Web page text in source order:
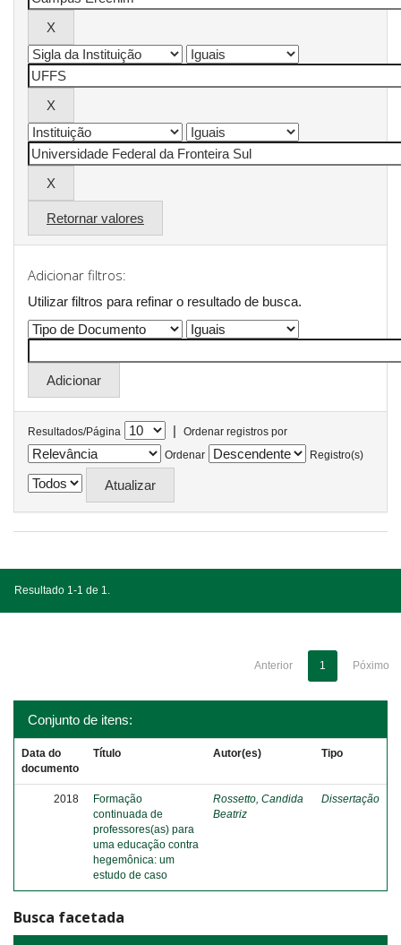
Retornar valores
Adicionar filtros:
Utilizar filtros para refinar o resultado de busca.
Resultados/Página |
Ordenar registros por
Ordenar
Registro(s)
Resultado 1-1 de 1.
Anterior 1 Póximo
Conjunto de itens:
Data do
documento
Título Autor(es) Tipo
2018
Formação
continuada de
professores(as) para
uma educação contra
hegemônica: um
estudo de caso
Rossetto, Candida
Beatriz
Dissertação
Busca facetada